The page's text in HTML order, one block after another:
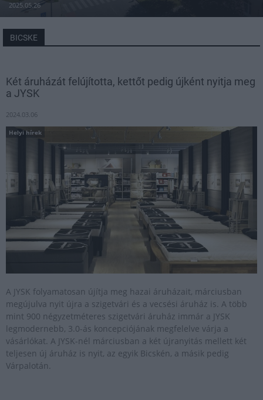
2025.05.26
BICSKE
Két áruházát felújította, kettőt pedig újként nyitja meg
a JYSK
2024.03.06
Helyi hírek
​A JYSK folyamatosan újítja meg hazai áruházait, márciusban
megújulva nyit újra a szigetvári és a vecsési áruház is. A több
mint 900 négyzetméteres szigetvári áruház immár a JYSK
legmodernebb, 3.0-ás koncepciójának megfelelve várja a
vásárlókat. A JYSK-nél márciusban a két újranyitás mellett két
teljesen új áruház is nyit, az egyik Bicskén, a másik pedig
Várpalotán.